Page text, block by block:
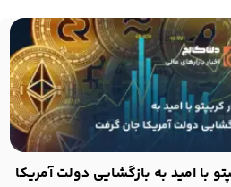
با امید به بازگشایی دولت آمریکا